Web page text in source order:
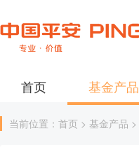
首页 基金产品
当前位置：首页 > 基金产品 >